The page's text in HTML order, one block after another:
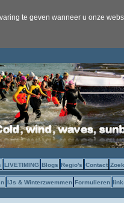
te geven wanneer u onze
LIVETIMING Blogs Regio's Contact
IJs & Winterzwemmen Formulieren